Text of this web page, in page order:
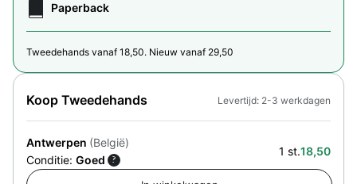
Paperback
Tweedehands vanaf 18,50. Nieuw vanaf 29,50
Koop Tweedehands
Antwerpen (België)
Conditie: Goed ?
1 st.18,50
Levertijd: 2-3 werkdagen